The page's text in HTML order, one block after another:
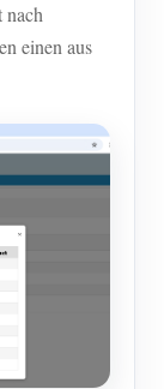
nach
einen aus